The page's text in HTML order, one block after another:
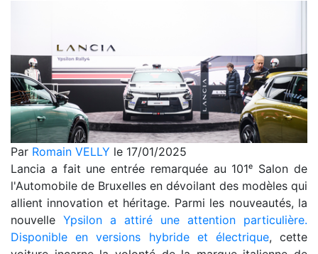
Par Romain VELLY le 17/01/2025
Lancia a fait une entrée remarquée au 101ᵉ Salon de
l'Automobile de Bruxelles en dévoilant des modèles qui
allient innovation et héritage. Parmi les nouveautés, la
nouvelle Ypsilon a attiré une attention particulière.
Disponible en versions hybride et électrique, cette